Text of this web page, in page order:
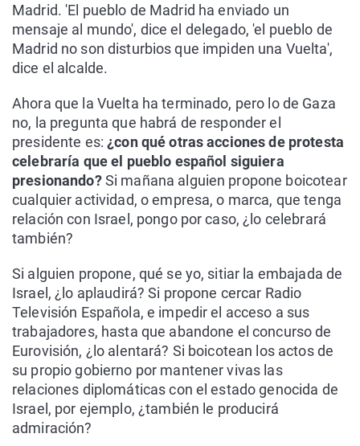
Madrid. 'El pueblo de Madrid ha enviado un
mensaje al mundo', dice el delegado, 'el pueblo de
Madrid no son disturbios que impiden una Vuelta',
dice el alcalde.
Ahora que la Vuelta ha terminado, pero lo de Gaza
no, la pregunta que habrá de responder el
presidente es:¿con qué otras acciones de protesta
celebraría que el pueblo español siguiera
presionando?Si mañana alguien propone boicotear
cualquier actividad, o empresa, o marca, que tenga
relación con Israel, pongo por caso, ¿lo celebrará
también?
Si alguien propone, qué se yo, sitiar la embajada de
Israel, ¿lo aplaudirá? Si propone cercar Radio
Televisión Española, e impedir el acceso a sus
trabajadores, hasta que abandone el concurso de
Eurovisión, ¿lo alentará? Si boicotean los actos de
su propio gobierno por mantener vivas las
relaciones diplomáticas con el estado genocida de
Israel, por ejemplo, ¿también le producirá
admiración?